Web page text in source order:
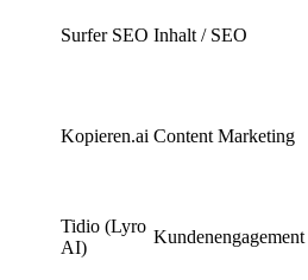
Surfer SEO Inhalt / SEO
Kopieren.ai Content Marketing
Tidio (Lyro
AI)
Kundenengagement